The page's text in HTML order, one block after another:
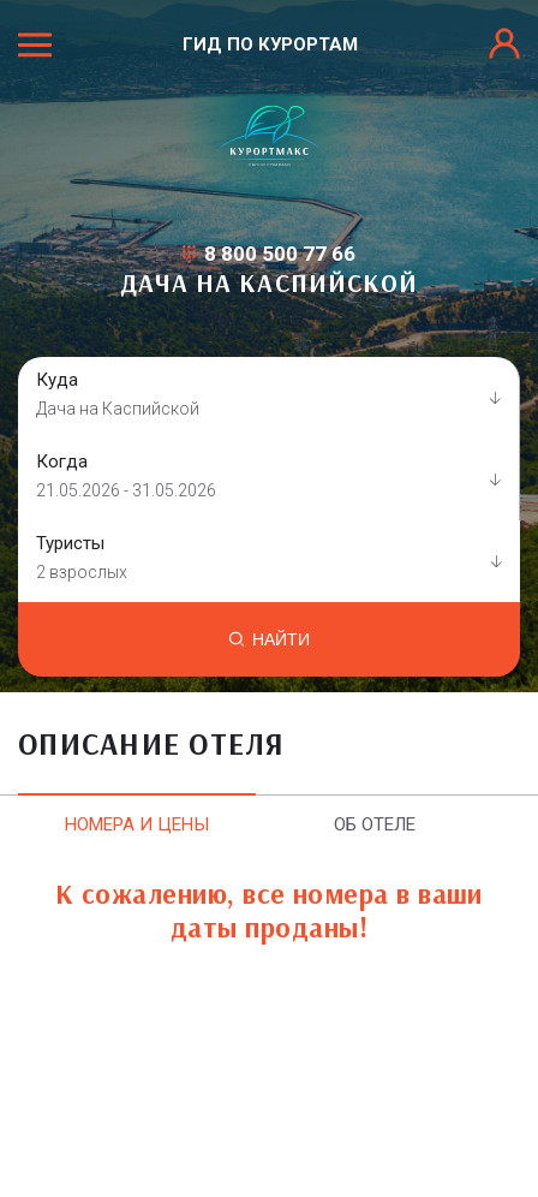
ГИД ПО КУРОРТАМ
8 800 500 77 66
ДАЧА НА КАСПИЙСКОЙ
Куда
Дача на Каспийской
Когда
21.05.2026 - 31.05.2026
Туристы
2 взрослых
НАЙТИ
ОПИСАНИЕ ОТЕЛЯ
НОМЕРА И ЦЕНЫ ОБ ОТЕЛЕ
К сожалению, все номера в ваши
даты проданы!